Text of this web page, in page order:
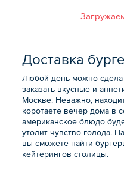
Доставка
Любой день можно
заказать вкусные и
Москве. Неважно,
коротаете вечер дома в
американское блюдо
утолит чувство голода.
вы сможете найти
кейтерингов столицы.